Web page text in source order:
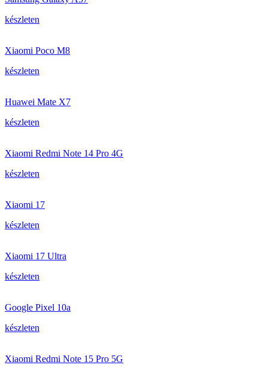
készleten
Xiaomi Poco M8
készleten
Huawei Mate X7
készleten
Xiaomi Redmi Note 14 Pro 4G
készleten
Xiaomi 17
készleten
Xiaomi 17 Ultra
készleten
Google Pixel 10a
készleten
Xiaomi Redmi Note 15 Pro 5G